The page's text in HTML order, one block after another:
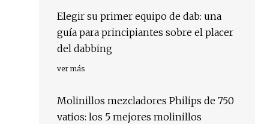
Elegir su primer equipo de dab: una
guía para principiantes sobre el placer
del dabbing
ver más
Molinillos mezcladores Philips de 750
vatios: los 5 mejores molinillos